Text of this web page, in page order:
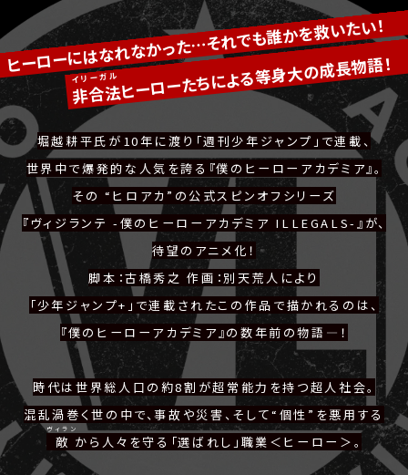
C
T
I
O
N
ト
ダ
ク
ョ
ヒーローにはなれなかった…それでも誰かを救いたい！
非合法
イリーガルヒーローたちによる等身大の成長物語！
堀越耕平氏が10年に渡り「週刊少年ジャンプ」で連載、
世界中で爆発的な人気を誇る『僕のヒーローアカデミア』。
その “ヒロアカ”の公式スピンオフシリーズ
『ヴィジランテ -僕のヒーローアカデミア ILLEGALS-』が、
待望のアニメ化！
脚本：古橋秀之 作画：別天荒人により
「少年ジャンプ+」で連載されたこの作品で描かれるのは、
『僕のヒーローアカデミア』の数年前の物語―！
時代は世界総人口の約8割が超常能力を持つ超人社会。
混乱渦巻く世の中で、事故や災害、そして“個性”を悪用する
敵
ヴィラン
から人々を守る「選ばれし」職業＜ヒーロー＞。